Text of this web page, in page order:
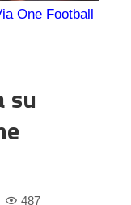
One Football
su
487